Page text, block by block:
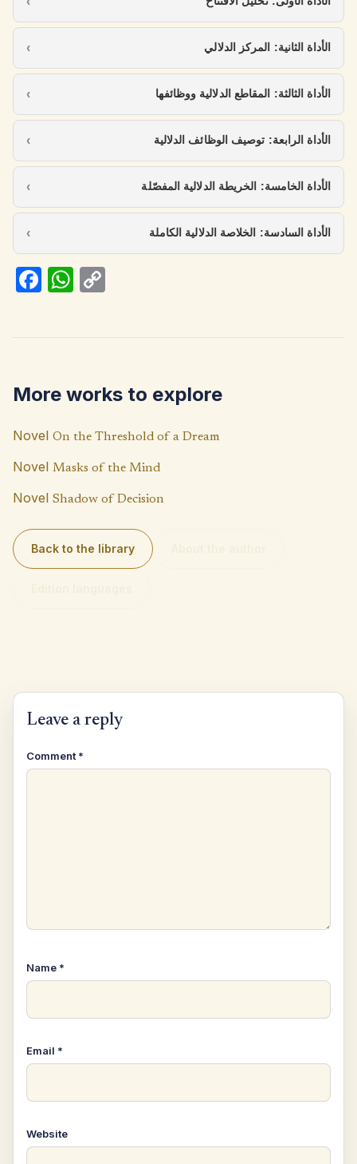
الأداة الثانية: المركز الدلالي
الأداة الثالثة: المقاطع الدلالية ووظائفها
الأداة الرابعة: توصيف الوظائف الدلالية
الأداة الخامسة: الخريطة الدلالية المفصّلة
الأداة السادسة: الخلاصة الدلالية الكاملة
Fa
k
W
p
p
Li
n
k
More works to explore
Novel On the Threshold of a Dream
Novel Masks of the Mind
Novel Shadow of Decision
Back to the library
Leave a reply
Comment *
Name *
Email *
Website